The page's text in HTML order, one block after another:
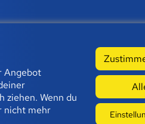
Cookies verwalten
|info@bfz-essen.de
Angebot
ziehen. Wenn du
nicht mehr